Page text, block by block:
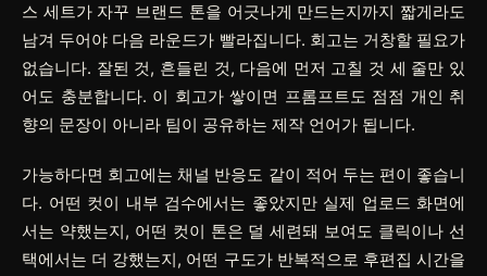
스 세트가 자꾸 브랜드 톤을 어긋나게 만드는지까지 짧게라도
남겨 두어야 다음 라운드가 빨라집니다. 회고는 거창할 필요가
없습니다. 잘된 것, 흔들린 것, 다음에 먼저 고칠 것 세 줄만 있
어도 충분합니다. 이 회고가 쌓이면 프롬프트도 점점 개인 취
향의 문장이 아니라 팀이 공유하는 제작 언어가 됩니다.
가능하다면 회고에는 채널 반응도 같이 적어 두는 편이 좋습니
다. 어떤 컷이 내부 검수에서는 좋았지만 실제 업로드 화면에
서는 약했는지, 어떤 컷이 톤은 덜 세련돼 보여도 클릭이나 선
택에서는 더 강했는지, 어떤 구도가 반복적으로 후편집 시간을